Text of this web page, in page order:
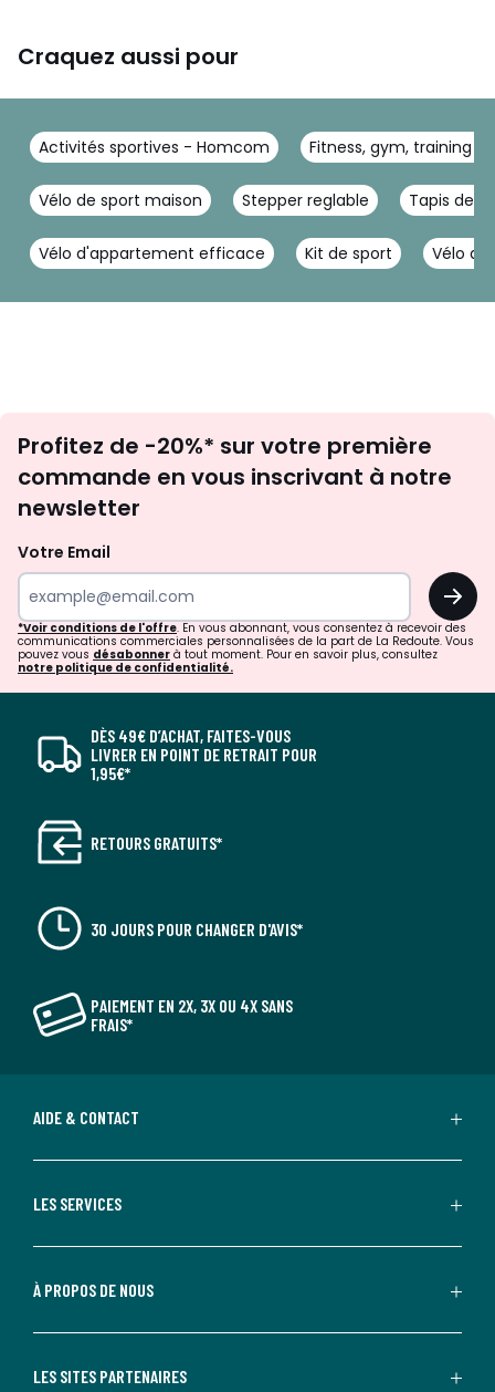
Craquez aussi pour
Activités sportives - Homcom Fitness, gym, training -
Vélo de sport maison Stepper reglable Tapis de
Vélo d'appartement efficace Kit de sport Vélo
newsletter
Profitez de -20%* sur votre première
commande en vous inscrivant à notre
newsletter
Votre Email
OK
*Voir conditions de l'offre. En vous abonnant, vous consentez à recevoir des
communications commerciales personnalisées de la part de La Redoute. Vous
pouvez vous désabonner à tout moment. Pour en savoir plus, consultez
notre politique de confidentialité.
DÈS 49€ D’ACHAT, FAITES-VOUS
LIVRER EN POINT DE RETRAIT POUR
1,95€*
RETOURS GRATUITS*
30 JOURS POUR CHANGER D'AVIS*
PAIEMENT EN 2X, 3X OU 4X SANS
FRAIS*
AIDE & CONTACT
LES SERVICES
À PROPOS DE NOUS
LES SITES PARTENAIRES